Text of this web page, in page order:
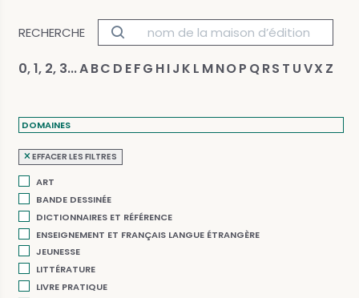
RECHERCHE
0, 1, 2, 3...ABC D EFG HIJ K L MNOP QRS T UVX Z
DOMAINES
EFFACER LES FILTRES
ART
BANDE DESSINÉE
DICTIONNAIRES ET RÉFÉRENCE
ENSEIGNEMENT ET FRANÇAIS LANGUE ÉTRANGÈRE
JEUNESSE
LITTÉRATURE
LIVRE PRATIQUE